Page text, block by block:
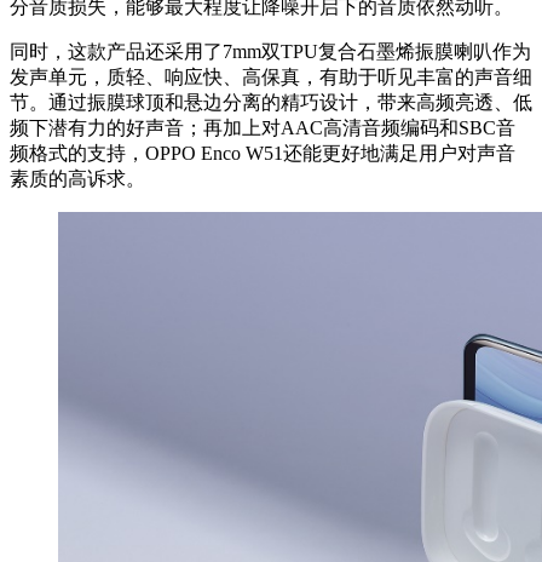
分音质损失，能够最大程度让降噪开启下的音质依然动听。
同时，这款产品还采用了7mm双TPU复合石墨烯振膜喇叭作为
发声单元，质轻、响应快、高保真，有助于听见丰富的声音细
节。通过振膜球顶和悬边分离的精巧设计，带来高频亮透、低
频下潜有力的好声音；再加上对AAC高清音频编码和SBC音
频格式的支持，OPPO Enco W51还能更好地满足用户对声音
素质的高诉求。